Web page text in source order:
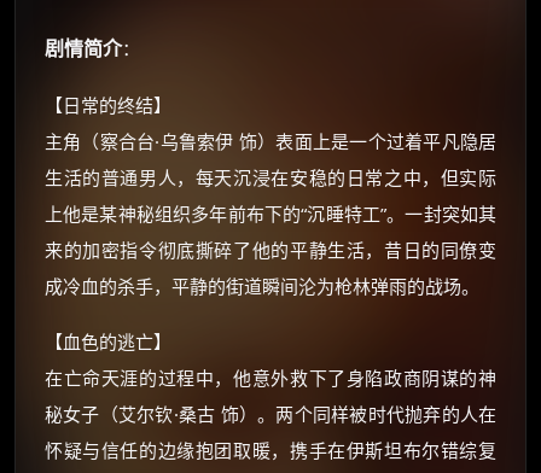
剧情简介：
【日常的终结】
主角（察合台·乌鲁索伊 饰）表面上是一个过着平凡隐居
生活的普通男人，每天沉浸在安稳的日常之中，但实际
上他是某神秘组织多年前布下的“沉睡特工”。一封突如其
来的加密指令彻底撕碎了他的平静生活，昔日的同僚变
成冷血的杀手，平静的街道瞬间沦为枪林弹雨的战场。
【血色的逃亡】
在亡命天涯的过程中，他意外救下了身陷政商阴谋的神
秘女子（艾尔钦·桑古 饰）。两个同样被时代抛弃的人在
怀疑与信任的边缘抱团取暖，携手在伊斯坦布尔错综复
×
☕
你需要的各种会员，都可低价购买！
价格有浮动，请直接搜索查最低价！